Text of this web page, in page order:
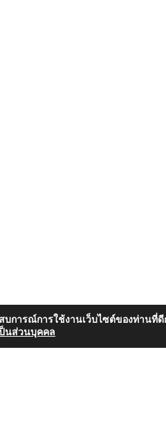
บการณ์การใช้งานเว็บไซต์ของท่านที่
นส่วนบุคคล